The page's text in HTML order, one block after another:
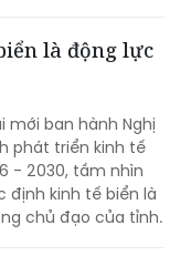
là động lực
mới ban hành Nghị
phát triển kinh tế
- 2030, tầm nhìn
định kinh tế biển là
chủ đạo của tỉnh.